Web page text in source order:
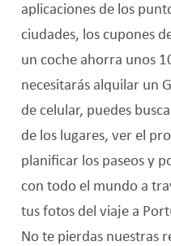
aplicaciones de los
ciudades, los cupones
un coche ahorra unos
necesitarás alquilar un
de celular, puedes
de los lugares, ver el
planificar los paseos y
con todo el mundo a
tus fotos del viaje a
No te pierdas nuestras